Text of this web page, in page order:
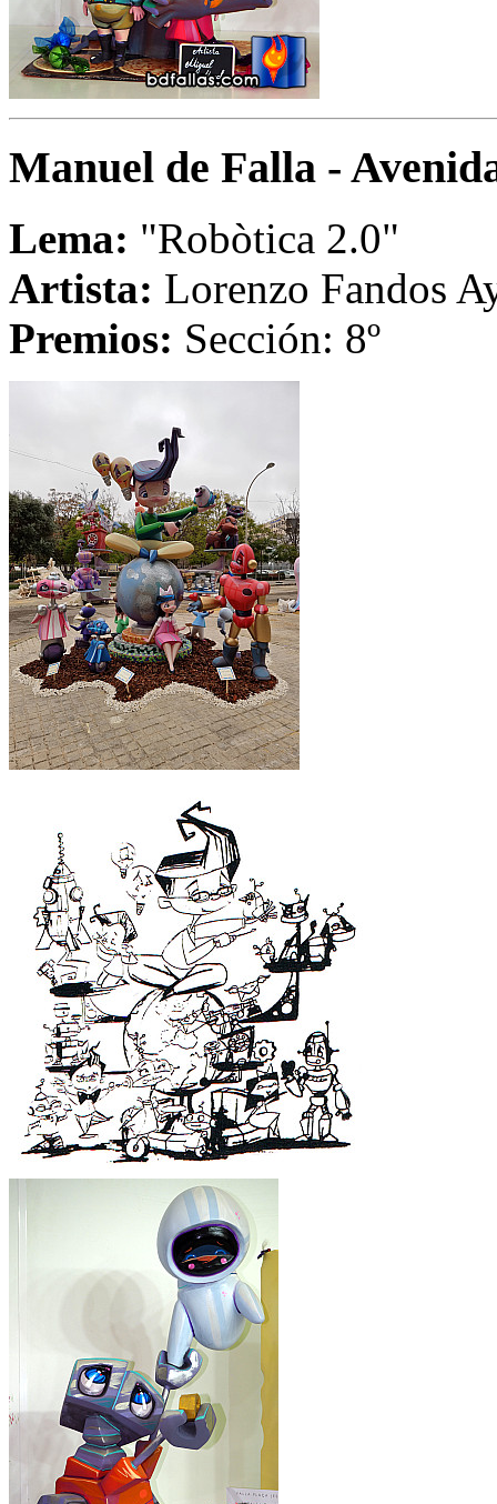
Manuel de Falla -
Lema: "Robòtica 2.0"
Artista: Lorenzo Fandos
Premios: Sección: 8º